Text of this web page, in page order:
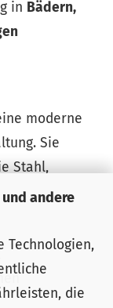
andere
Technologien,
die
in Bädern,
moderne
Sie
Stahl,